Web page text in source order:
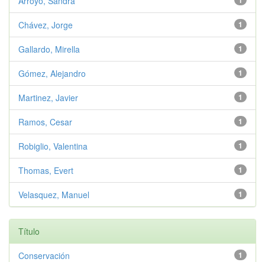
1
Chávez, Jorge
1
Gallardo, Mirella
1
Gómez, Alejandro
1
Martinez, Javier
1
Ramos, Cesar
1
Robiglio, Valentina
1
Thomas, Evert
1
Velasquez, Manuel
Título
1
Conservación